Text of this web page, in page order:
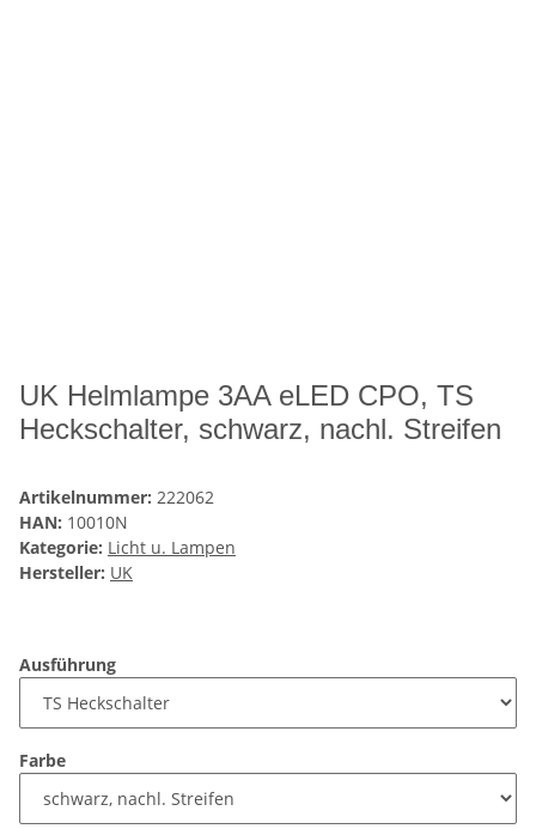
UK Helmlampe 3AA eLED CPO, TS
Heckschalter, schwarz, nachl. Streifen
Artikelnummer: 222062
HAN: 10010N
Kategorie: Licht u. Lampen
Hersteller: UK
Ausführung
Farbe